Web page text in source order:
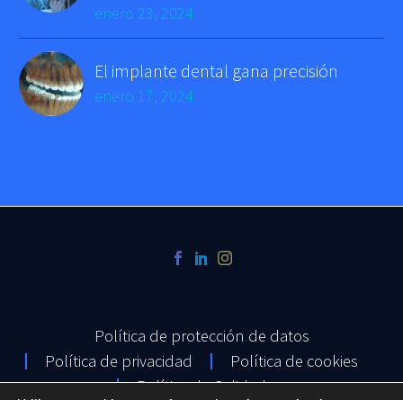
enero 23, 2024
El implante dental gana precisión
enero 17, 2024
Política de protección de datos
Política de privacidad
Política de cookies
Política de Calidad